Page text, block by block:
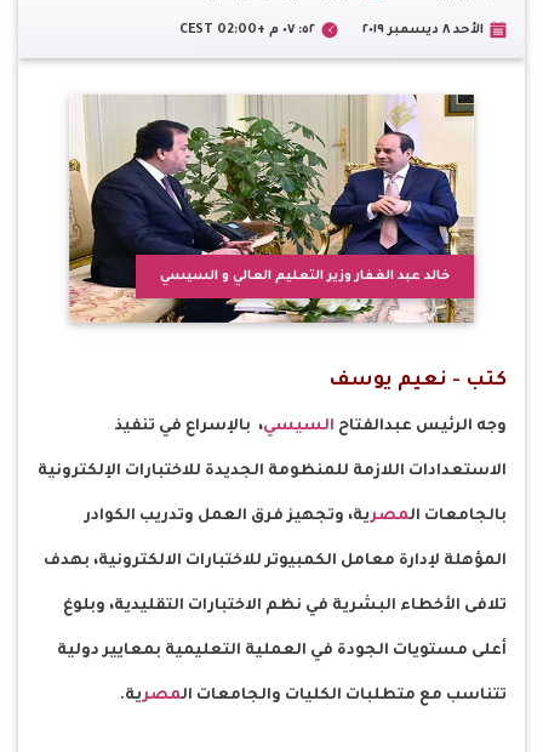
الأحد ٨ ديسمبر ٢٠١٩ ٥٢: ٠٧ م +02:00 CEST
خالد عبد الغفار وزير التعليم العالي و السيسي
كتب - نعيم يوسف
وجه الرئيس عبدالفتاح السيسي، بالإسراع في تنفيذ
الاستعدادات اللازمة للمنظومة الجديدة للاختبارات الإلكترونية
بالجامعات المصرية، وتجهيز فرق العمل وتدريب الكوادر
المؤهلة لإدارة معامل الكمبيوتر للاختبارات الالكترونية، بهدف
تلافى الأخطاء البشرية في نظم الاختبارات التقليدية، وبلوغ
أعلى مستويات الجودة في العملية التعليمية بمعايير دولية
تتناسب مع متطلبات الكليات والجامعات المصرية.